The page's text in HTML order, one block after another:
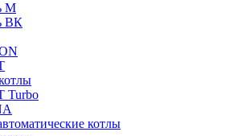
М
ВК
Turbo
котлы